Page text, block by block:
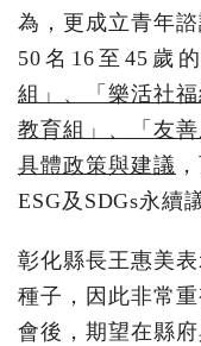
為，更成立青年
50名16至45歲
組」、「樂活社
教育組」、「友
具體政策與建議
ESG及SDGs永續
彰化縣長王惠美
種子，因此非常
會後，期望在縣